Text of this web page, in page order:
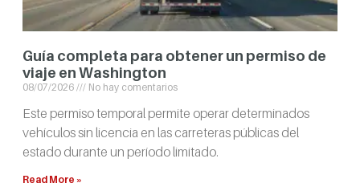
Guía completa para obtener un permiso de
viaje en Washington
08/07/2026 No hay comentarios
Este permiso temporal permite operar determinados
vehículos sin licencia en las carreteras públicas del
estado durante un período limitado.
Read More »